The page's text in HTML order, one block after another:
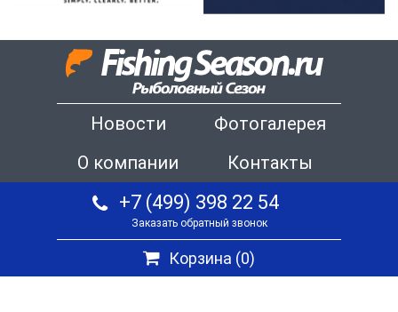
Новости
Фотогалерея
О компании
Контакты
+7 (499) 398 22 54
Заказать обратный звонок
Корзина (0)